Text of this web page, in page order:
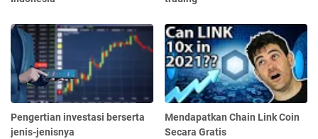
Pengertian investasi berserta
jenis-jenisnya
Mendapatkan Chain Link Coin
Secara Gratis